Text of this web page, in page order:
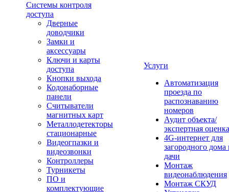
Системы контроля
доступа
Дверные
доводчики
Замки и
аксессуары
Ключи и карты
доступа
Кнопки выхода
Кодонаборные
панели
Считыватели
магнитных карт
Металлодетекторы
стационарные
Видеогпазки и
видеозвонки
Контроллеры
Турникеты
ПО и
комплектующие
Услуги
Автоматизация
проезда по
распознаванию
номеров
Аудит объекта/
экспертная оценка
4G-интернет для
загородного дома
дачи
Монтаж
видеонаблюдения
Монтаж СКУД